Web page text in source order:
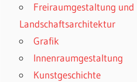
Freiraumgestaltung und
Landschaftsarchitektur
Grafik
Innenraumgestaltung
Kunstgeschichte